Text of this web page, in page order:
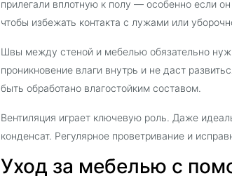
прилегали вплотную к полу — особенно если
чтобы избежать контакта с лужами или
Швы между стеной и мебелью обязательно
проникновение влаги внутрь и не даст
быть обработано влагостойким составом.
Вентиляция играет ключевую роль. Даже
конденсат. Регулярное проветривание и
Уход за мебелью с